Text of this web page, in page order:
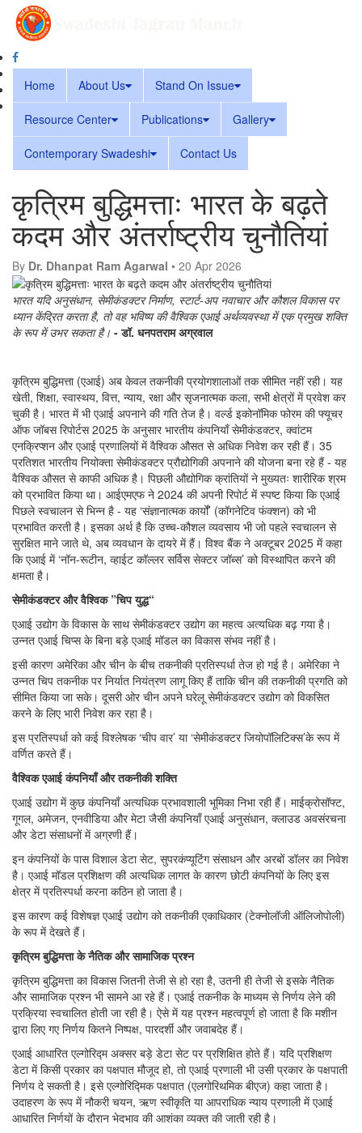
Home About Us Stand On Issue
Resource Center Publications Gallery
Contemporary Swadeshi Contact Us
कृत्रिम बुद्धिमत्ताः भारत के बढ़ते
कदम और अंतर्राष्ट्रीय चुनौतियां
By Dr. Dhanpat Ram Agarwal • 20 Apr 2026
भारत यदि अनुसंधान, सेमीकंडक्टर निर्माण, स्टार्ट-अप नवाचार और कौशल विकास पर
ध्यान केंद्रित करता है, तो वह भविष्य की वैश्विक एआई अर्थव्यवस्था में एक प्रमुख शक्ति
के रूप में उभर सकता है। - डॉ. धनपतराम अग्रवाल
कृत्रिम बुद्धिमत्ता (एआई) अब केवल तकनीकी प्रयोगशालाओं तक सीमित नहीं रही। यह
खेती, शिक्षा, स्वास्थय, वित्त, न्याय, रक्षा और सृजनात्मक कला, सभी क्षेत्रों में प्रवेश कर
चुकी है। भारत में भी एआई अपनाने की गति तेज है। वर्ल्ड इकोनॉमिक फोरम की फ्यूचर
ऑफ जॉबस रिपोर्टस 2025 के अनुसार भारतीय कंपनियाँ सेमीकंडक्टर, क्वांटम
एनक्रिप्शन और एआई प्रणालियों में वैश्विक औसत से अधिक निवेश कर रही हैं। 35
प्रतिशत भारतीय नियोक्ता सेमीकंडक्टर प्रौद्योगिकी अपनाने की योजना बना रहे हैं - यह
वैश्विक औसत से काफी अधिक है। पिछली औद्योगिक क्रांतियों ने मुख्यतः शारीरिक श्रम
को प्रभावित किया था। आईएमएफ ने 2024 की अपनी रिपोर्ट में स्पष्ट किया कि एआई
पिछले स्वचालन से भिन्न है - यह ‘संज्ञानात्मक कार्यों’ (कॉगनेटिव फंक्शन) को भी
प्रभावित करती है। इसका अर्थ है कि उच्च-कौशल व्यवसाय भी जो पहले स्वचालन से
सुरक्षित माने जाते थे, अब व्यवधान के दायरे में हैं। विश्व बैंक ने अक्टूबर 2025 में कहा
कि एआई में ‘नॉन-रूटीन, व्हाईट कॉल्लर सर्विस सेक्टर जॉब्स’ को विस्थापित करने की
क्षमता है।
सेमीकंडक्टर और वैश्विक ”चिप युद्ध“
एआई उद्योग के विकास के साथ सेमीकंडक्टर उद्योग का महत्व अत्यधिक बढ़ गया है।
उन्नत एआई चिप्स के बिना बड़े एआई मॉडल का विकास संभव नहीं है।
इसी कारण अमेरिका और चीन के बीच तकनीकी प्रतिस्पर्धा तेज हो गई है। अमेरिका ने
उन्नत चिप तकनीक पर निर्यात नियंत्रण लागू किए हैं ताकि चीन की तकनीकी प्रगति को
सीमित किया जा सके। दूसरी ओर चीन अपने घरेलू सेमीकंडक्टर उद्योग को विकसित
करने के लिए भारी निवेश कर रहा है।
इस प्रतिस्पर्धा को कई विश्लेषक ‘चीप वार’ या ‘सेमीकंडक्टर जियोपॉलिटिक्स’के रूप में
वर्णित करते हैं।
वैश्विक एआई कंपनियाँ और तकनीकी शक्ति
एआई उद्योग में कुछ कंपनियाँ अत्यधिक प्रभावशाली भूमिका निभा रही हैं। माईक्रोसॉफ्ट,
गूगल, अमेजन, एनवीडिया और मेटा जैसी कंपनियाँ एआई अनुसंधान, क्लाउड अवसंरचना
और डेटा संसाधनों में अग्रणी हैं।
इन कंपनियों के पास विशाल डेटा सेट, सुपरकंप्यूटिंग संसाधन और अरबों डॉलर का निवेश
है। एआई मॉडल प्रशिक्षण की अत्यधिक लागत के कारण छोटी कंपनियों के लिए इस
क्षेत्र में प्रतिस्पर्धा करना कठिन हो जाता है।
इस कारण कई विशेषज्ञ एआई उद्योग को तकनीकी एकाधिकार (टेक्नोलॉजी ऑलिजोपोली)
के रूप में देखते हैं।
कृत्रिम बुद्धिमत्ता के नैतिक और सामाजिक प्रश्न
कृत्रिम बुद्धिमत्ता का विकास जितनी तेजी से हो रहा है, उतनी ही तेजी से इसके नैतिक
और सामाजिक प्रश्न भी सामने आ रहे हैं। एआई तकनीक के माध्यम से निर्णय लेने की
प्रक्रिया स्वचालित होती जा रही है। ऐसे में यह प्रश्न महत्वपूर्ण हो जाता है कि मशीन
द्वारा लिए गए निर्णय कितने निष्पक्ष, पारदर्शी और जवाबदेह हैं।
एआई आधारित एल्गोरिद्म अक्सर बड़े डेटा सेट पर प्रशिक्षित होते हैं। यदि प्रशिक्षण
डेटा में किसी प्रकार का पक्षपात मौजूद हो, तो एआई प्रणाली भी उसी प्रकार के पक्षपाती
निर्णय दे सकती है। इसे एल्गोरिद्मिक पक्षपात (एलगोरिथमिक बीएज) कहा जाता है।
उदाहरण के रूप में नौकरी चयन, ऋण स्वीकृति या आपराधिक न्याय प्रणाली में एआई
आधारित निर्णयों के दौरान भेदभाव की आशंका व्यक्त की जाती रही है।